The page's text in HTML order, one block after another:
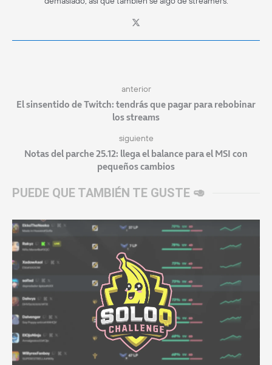
anterior
El sinsentido de Twitch: tendrás que pagar para rebobinar
los streams
siguiente
Notas del parche 25.12: llega el balance para el MSI con
pequeños cambios
PUEDE QUE TAMBIÉN TE GUSTE 🥑